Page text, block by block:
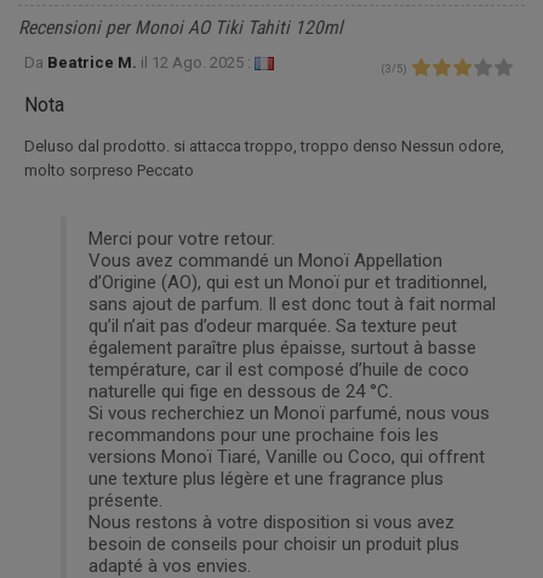
Recensioni per Monoi AO Tiki Tahiti 120ml
Da Beatrice M. il 12 Ago. 2025 : (3 / 5)
Nota
Deluso dal prodotto. si attacca troppo, troppo denso Nessun odore,
molto sorpreso Peccato
Merci pour votre retour.
Vous avez commandé un Monoï Appellation
d’Origine (AO), qui est un Monoï pur et traditionnel,
sans ajout de parfum. Il est donc tout à fait normal
qu’il n’ait pas d’odeur marquée. Sa texture peut
également paraître plus épaisse, surtout à basse
température, car il est composé d’huile de coco
naturelle qui fige en dessous de 24 °C.
Si vous recherchiez un Monoï parfumé, nous vous
recommandons pour une prochaine fois les
versions Monoï Tiaré, Vanille ou Coco, qui offrent
une texture plus légère et une fragrance plus
présente.
Nous restons à votre disposition si vous avez
besoin de conseils pour choisir un produit plus
adapté à vos envies.